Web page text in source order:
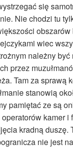
się
Nie chodzi tu
wiec
należny być
przez
Tam za sprawą
stanowią
pamiętać ze są
kamer i
kradną duszę.
nie jest